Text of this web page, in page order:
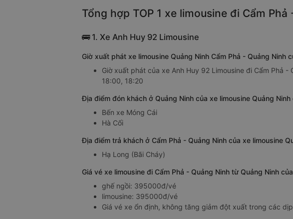
Tổng hợp TOP 1 xe limousine đi Cẩm
🚌 1. Xe Anh Huy 92 Limousine
Giờ xuất phát xe limousine Quảng Ninh Cẩm Phả - Quảng Ninh
Giờ xuất phát của xe Anh Huy 92 Limousine đi Cẩm
18:00, 18:20
Địa điểm đón khách ở Quảng Ninh của xe limousine Quảng
Bến xe Móng Cái
Hà Cối
Địa điểm trả khách ở Cẩm Phả - Quảng Ninh của xe limousine
Hạ Long (Bãi Cháy)
Giá vé xe limousine đi Cẩm Phả - Quảng Ninh từ Quảng Ninh
ghế ngồi: 395000đ/vé
limousine: 395000đ/vé
Giá vé xe ổn định, không tăng giảm đột xuất trong các